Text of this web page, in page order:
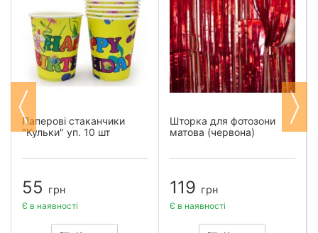
Паперові стаканчики
"Кульки" уп. 10 шт
55 грн
Є в наявності
Шторка для фотозони
матова (червона)
119 грн
Є в наявності